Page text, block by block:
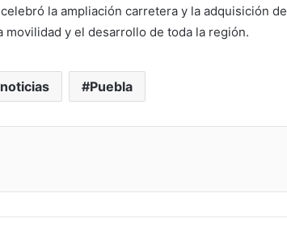
la ampliación carretera y la adquisición de
movilidad y el desarrollo de toda la región.
noticias Puebla